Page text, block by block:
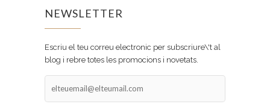
NEWSLETTER
Escriu el teu correu electronic per subscriure\'t al
blog i rebre totes les promocions i novetats.